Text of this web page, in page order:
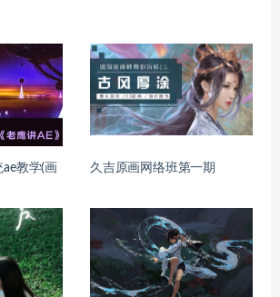
教学(画
久吉原画网络班第一期